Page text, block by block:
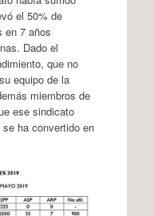
el 50% de
en 7 años
Dado el
que no
equipo de la
miembros de
ese sindicato
ha convertido en